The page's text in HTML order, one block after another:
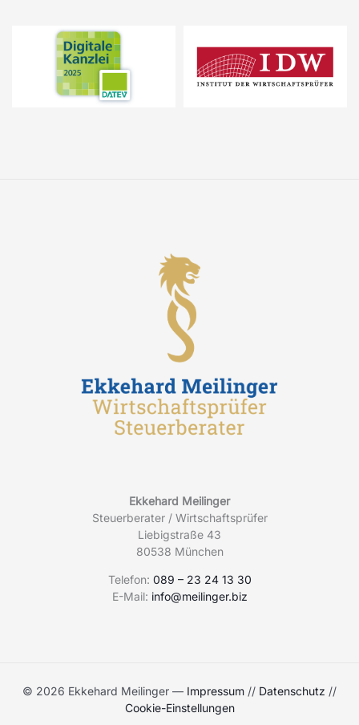
Ekkehard Meilinger
Steuerberater / Wirtschaftsprüfer
Liebigstraße 43
80538 München
Telefon: 089 – 23 24 13 30
E-Mail: info@meilinger.biz
© 2026 Ekkehard Meilinger — Impressum // Datenschutz //
Cookie-Einstellungen